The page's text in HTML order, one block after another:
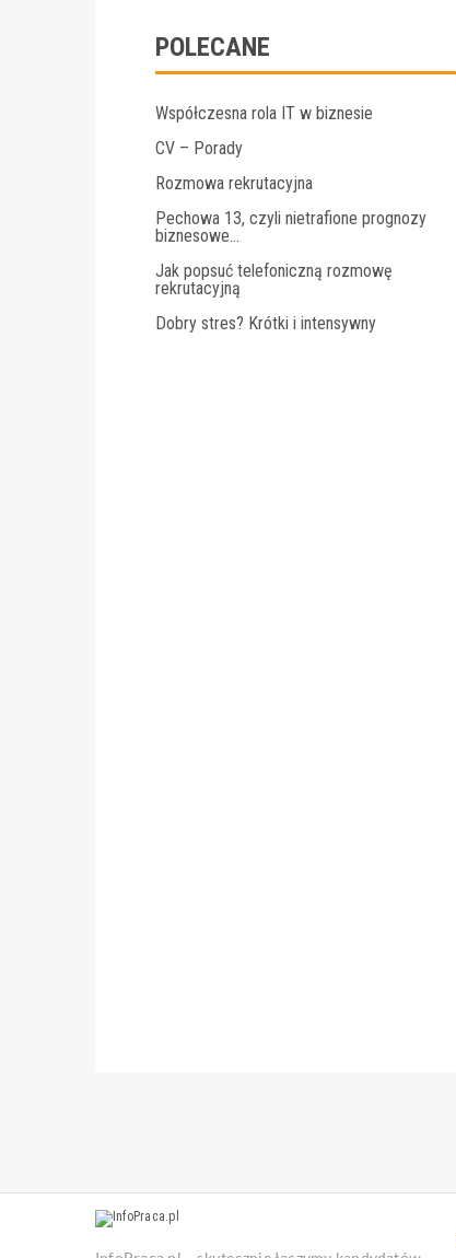
POLECANE
Współczesna rola IT w biznesie
CV – Porady
Rozmowa rekrutacyjna
Pechowa 13, czyli nietrafione prognozy
biznesowe…
Jak popsuć telefoniczną rozmowę
rekrutacyjną
Dobry stres? Krótki i intensywny